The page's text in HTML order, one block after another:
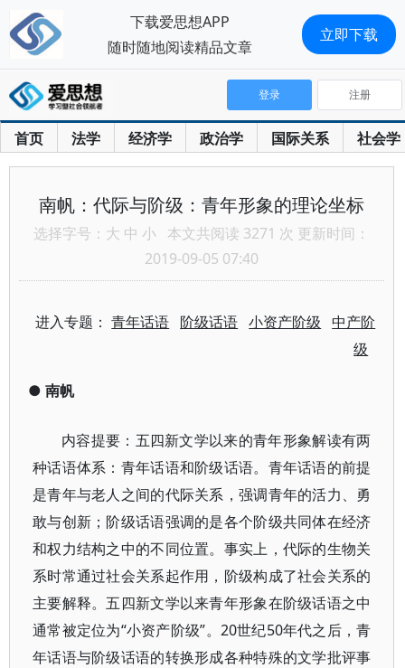
首页 法学 经济学 政治学 国际关系 社会学
登录 注册
南帆：代际与阶级：青年形象的理论坐标
选择字号： 大 中 小 本文共阅读 3271 次 更新时间：
2019-09-05 07:40
进入专题：青年话语 阶级话语 小资产阶级
中产阶
级
● 南帆
内容提要：五四新文学以来的青年形象解读有两
种话语体系：青年话语和阶级话语。青年话语的前提
是青年与老人之间的代际关系，强调青年的活力、勇
敢与创新；阶级话语强调的是各个阶级共同体在经济
和权力结构之中的不同位置。事实上，代际的生物关
系时常通过社会关系起作用，阶级构成了社会关系的
主要解释。五四新文学以来青年形象在阶级话语之中
通常被定位为“小资产阶级”。20世纪50年代之后，青
年话语与阶级话语的转换形成各种特殊的文学批评事
下载爱思想APP
随时随地阅读精品文章
立即下载